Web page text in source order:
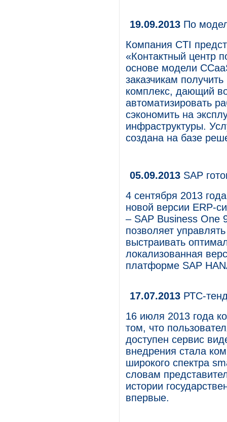
19.09.2013 По
Компания CTI
«Контактный центр
основе модели
заказчикам
комплекс, дающий
автоматизировать
сэкономить на
инфраструктуры.
создана на базе
05.09.2013 SAP
4 сентября 2013
новой версии ERP-
– SAP Business One
позволяет
выстраивать
локализованная
платформе SAP
17.07.2013 РТС-
16 июля 2013 года
том, что
доступен сервис
внедрения стала
широкого спектра
словам
истории
впервые.